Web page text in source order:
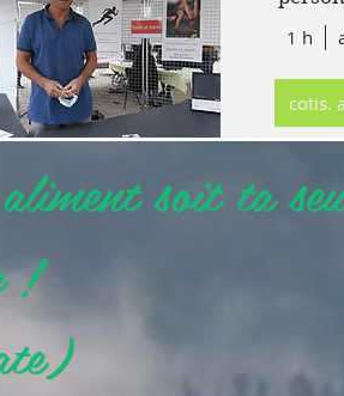
ligne.
2) 1 cours en
groupe de condition
physique en ligne
ou en salle par
semaine (sauf juillet
1 h
cotis.
soit ta
!